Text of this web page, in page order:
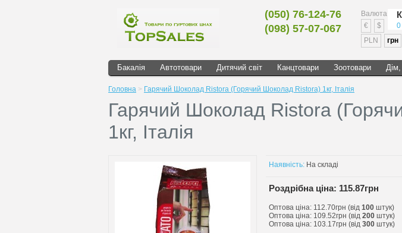
(050) 76-124-76
(098) 57-07-067
Валюта
€
$
PLN
грн
0
Бакалія Автотовари Дитячий світ Канцтовари Зоотовари
Головна > Гарячий Шоколад Ristora (Горячий Шоколад Ristora) 1кг, Італія
Гарячий Шоколад Ristora
1кг, Італія
Наявність: На складі
Роздрібна ціна: 115.87грн
Оптова ціна: 112.70грн (від 100 штук)
Оптова ціна: 109.52грн (від 200 штук)
Оптова ціна: 103.17грн (від 300 штук)